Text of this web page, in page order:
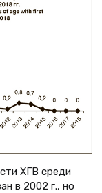
ХГВ среди
в 2002 г., но